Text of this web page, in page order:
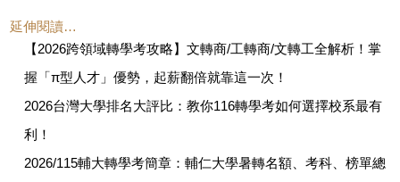
延伸閱讀…
【2026跨領域轉學考攻略】文轉商/工轉商/文轉工全解析！掌
握「π型人才」優勢，起薪翻倍就靠這一次！
2026台灣大學排名大評比：教你116轉學考如何選擇校系最有
利！
2026/115輔大轉學考簡章：輔仁大學暑轉名額、考科、榜單總